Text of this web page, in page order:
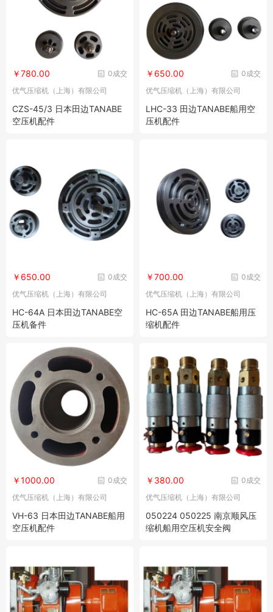
0成交
￥780.00
优气压缩机（上海）有限公司
CZS-45/3 日本田边TANABE
空压机配件
0成交
￥650.00
优气压缩机（上海）有限公司
LHC-33 田边TANABE船用空
压机配件
0成交
￥650.00
优气压缩机（上海）有限公司
HC-64A 日本田边TANABE空
压机备件
0成交
￥700.00
优气压缩机（上海）有限公司
HC-65A 田边TANABE船用压
缩机配件
0成交
￥1000.00
优气压缩机（上海）有限公司
VH-63 日本田边TANABE船用
空压机配件
0成交
￥380.00
优气压缩机（上海）有限公司
050224 050225 南京顺风压
缩机船用空压机安全阀